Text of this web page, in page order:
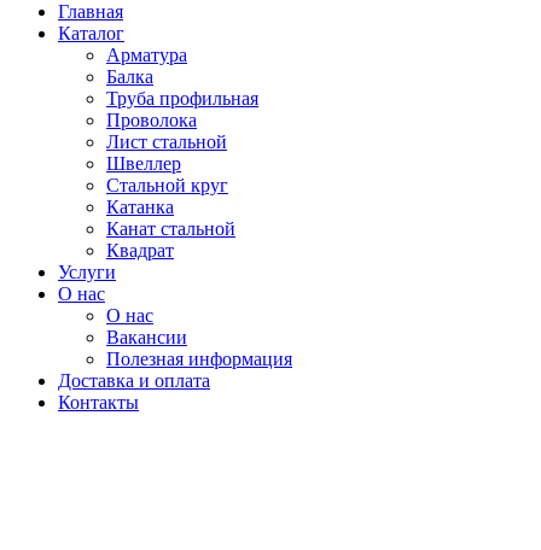
Главная
Каталог
Арматура
Балка
Труба профильная
Проволока
Лист стальной
Швеллер
Стальной круг
Катанка
Канат стальной
Квадрат
Услуги
О нас
О нас
Вакансии
Полезная информация
Доставка и оплата
Контакты